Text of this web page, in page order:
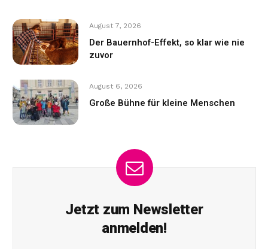
August 7, 2026
Der Bauernhof-Effekt, so klar wie nie
zuvor
August 6, 2026
Große Bühne für kleine Menschen
Jetzt zum Newsletter
anmelden!